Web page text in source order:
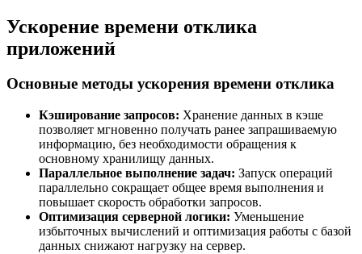
Ускорение времени отклика
приложений
Основные методы ускорения времени отклика
Кэширование запросов: Хранение данных в кэше
позволяет мгновенно получать ранее запрашиваемую
информацию, без необходимости обращения к
основному хранилищу данных.
Параллельное выполнение задач: Запуск операций
параллельно сокращает общее время выполнения и
повышает скорость обработки запросов.
Оптимизация серверной логики: Уменьшение
избыточных вычислений и оптимизация работы с базой
данных снижают нагрузку на сервер.